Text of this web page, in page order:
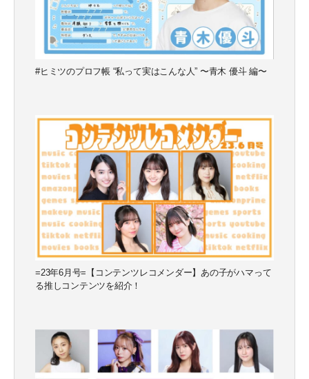
#ヒミツのプロフ帳 “私って実はこんな人” 〜青木 優斗 編〜
=23年6月号=【コンテンツレコメンダー】あの子がハマって
る推しコンテンツを紹介！